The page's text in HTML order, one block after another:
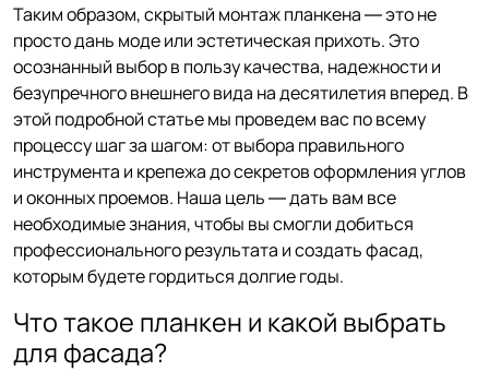
Таким образом, скрытый монтаж планкена — это не
просто дань моде или эстетическая прихоть. Это
осознанный выбор в пользу качества, надежности и
безупречного внешнего вида на десятилетия вперед. В
этой подробной статье мы проведем вас по всему
процессу шаг за шагом: от выбора правильного
инструмента и крепежа до секретов оформления углов
и оконных проемов. Наша цель — дать вам все
необходимые знания, чтобы вы смогли добиться
профессионального результата и создать фасад,
которым будете гордиться долгие годы.
Что такое планкен и какой выбрать
для фасада?